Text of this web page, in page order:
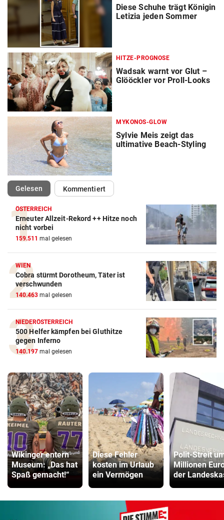
Diese Schuhe trägt Königin
Letizia jeden Sommer
HITZE-PROGNOSE
Wadsak warnt vor Glut –
Glööckler vor Proll-Looks
MYKONOS-GLOW
Sylvie Meis zeigt das
ultimative Beach-Styling
Gelesen(ausgewählt)Kommentiert
ÖSTERREICH
Erneuter Allzeit-Rekord ++ Hitze noch
nicht vorbei
159.511 mal gelesen
WIEN
Cobra stürmt Dorotheum, Täter ist
verschwunden
140.463 mal gelesen
NIEDERÖSTERREICH
500 Helfer kämpfen bei Gluthitze
gegen Inferno
140.197 mal gelesen
Wikinger entern
Museum: „Das hat
Spaß gemacht!“
Diese Fehler
kosten im Urlaub
ein Vermögen
Polit-Streit
Millionen
der